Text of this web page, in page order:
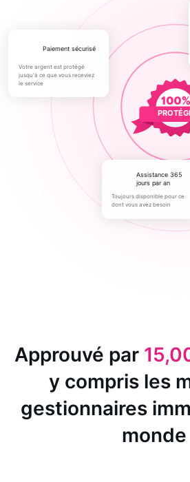
paiement sécurisé
Votre argent est protégé
jusqu'à ce que vous receviez
le service
Assistance 365
jours par an
Toujours disponible pour ce
dont vous avez besoin
Approuvé par
y compris les
gestionnaires
monde